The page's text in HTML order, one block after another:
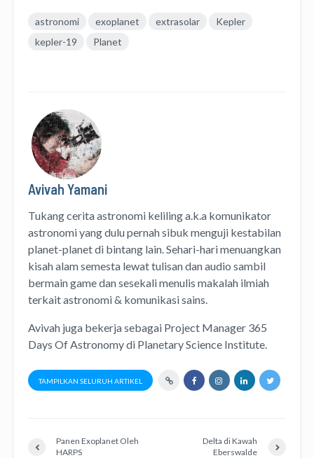
astronomi exoplanet extrasolar
Kepler
kepler-19
Planet
Avivah Yamani
Tukang cerita astronomi kelilinga.k.a komunikator
astronomiyang dulu pernah sibuk menguji kestabilan
planet-planet di bintang lain. Sehari-hari menuangkan
kisah alam semesta lewattulisandanaudio sambil
bermain game dan sesekali menulis makalah ilmiah
terkait astronomi & komunikasi sains.
Avivah juga bekerja sebagai Project Manager 365
Days Of Astronomydi Planetary Science Institute.
TAMPILKAN SELURUH ARTIKEL
Panen Exoplanet Oleh
HARPS
Delta di Kawah
Eberswalde